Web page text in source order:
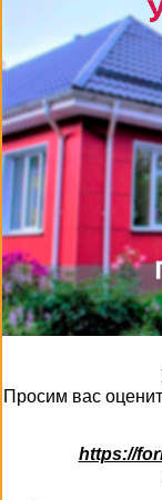
Просим вас
https://